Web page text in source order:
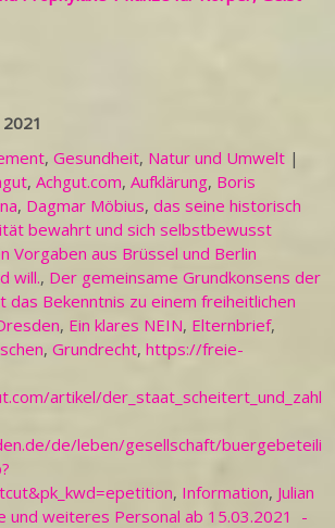
,Gesundheit, Natur und Umwelt |
,Achgut.com,Aufklärung, Boris
, Dagmar Möbius,das seine historisch
bewahrt und sich selbstbewusst
Vorgaben aus Brüssel und Berlin
will., Der gemeinsame Grundkonsens der
das Bekenntnis zu einem freiheitlichen
, Ein klares NEIN, Elternbrief,
,Grundrecht,https://freie-
artikel/der_staat_scheitert_und_zahl
de/leben/gesellschaft/buergebeteili
, Information, Julian
und weiteres Personal ab 15.03.2021 -